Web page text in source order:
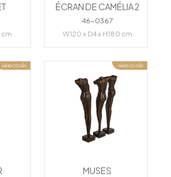
cm
ÉCRAN DE CAMÉLIA 2
46-0367
W120 x D4 x H180 cm
HÀNG CÓ SẴN HÀNG CÓ SẴN
MUSES